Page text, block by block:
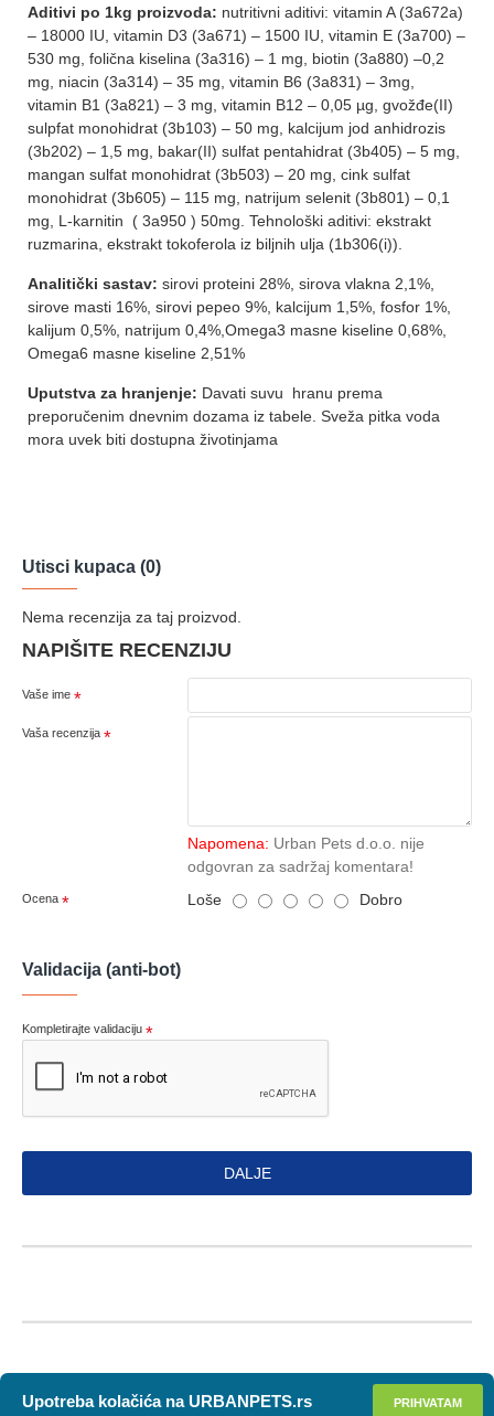
Aditivi po 1kg proizvoda: nutritivni aditivi: vitamin A (3a672a)
– 18000 IU, vitamin D3 (3a671) – 1500 IU, vitamin E (3a700) –
530 mg, folična kiselina (3a316) – 1 mg, biotin (3a880) –0,2
mg, niacin (3a314) – 35 mg, vitamin B6 (3a831) – 3mg,
vitamin B1 (3a821) – 3 mg, vitamin B12 – 0,05 µg, gvožđe(II)
sulpfat monohidrat (3b103) – 50 mg, kalcijum jod anhidrozis
(3b202) – 1,5 mg, bakar(II) sulfat pentahidrat (3b405) – 5 mg,
mangan sulfat monohidrat (3b503) – 20 mg, cink sulfat
monohidrat (3b605) – 115 mg, natrijum selenit (3b801) – 0,1
mg, L-karnitin ( 3a950 ) 50mg. Tehnološki aditivi: ekstrakt
ruzmarina, ekstrakt tokoferola iz biljnih ulja (1b306(i)).
Analitički sastav: sirovi proteini 28%, sirova vlakna 2,1%,
sirove masti 16%, sirovi pepeo 9%, kalcijum 1,5%, fosfor 1%,
kalijum 0,5%, natrijum 0,4%,Omega3 masne kiseline 0,68%,
Omega6 masne kiseline 2,51%
Uputstva za hranjenje: Davati suvu hranu prema
preporučenim dnevnim dozama iz tabele. Sveža pitka voda
mora uvek biti dostupna životinjama
Utisci kupaca (0)
Nema recenzija za taj proizvod.
NAPIŠITE RECENZIJU
Vaše ime
Vaša recenzija
Napomena: Urban Pets d.o.o. nije
odgovran za sadržaj komentara!
Ocena Loše Dobro
Validacija (anti-bot)
Kompletirajte validaciju
DALJE
PRIHVATAM
Upotreba kolačića na URBANPETS.rs